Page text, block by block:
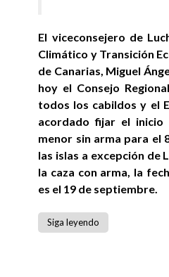
El viceconsejero de
Climático y Transición
de Canarias, Miguel
hoy el Consejo
todos los cabildos y el
acordado fijar el inicio
menor sin arma para el
las islas a excepción de
la caza con arma, la
es el 19 de septiembre.
Siga leyendo